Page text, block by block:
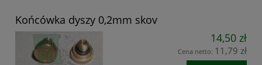
Końcówka dyszy 0,2mm skov
14,50 zł
Cena netto: 11,79 zł